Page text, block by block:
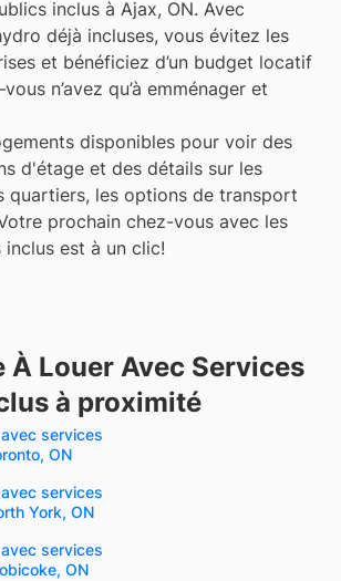
inclus à Ajax, ON. Avec
déjà incluses, vous évitez les
et bénéficiez d’un budget locatif
n’avez qu’à emménager et
disponibles pour voir des
d'étage et des détails sur les
quartiers, les options de transport
prochain chez-vous avec les
est à un clic!
À Louer Avec Services
à proximité
services
ON
services
York, ON
services
ON